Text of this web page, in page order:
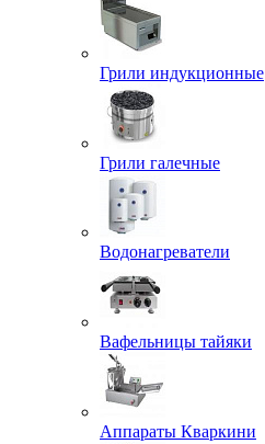
Грили индукционные
Грили галечные
Водонагреватели
Вафельницы тайяки
Аппараты Кваркини